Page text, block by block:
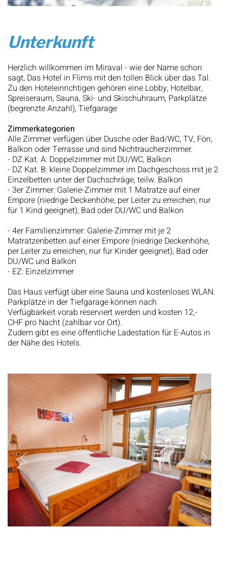
Unterkunft
Herzlich willkommen im Miraval - wie der Name schon
sagt, Das Hotel in Flims mit den tollen Blick über das Tal.
Zu den Hoteleinrichtigen gehören eine Lobby, Hotelbar,
Spreiseraum, Sauna, Ski- und Skischuhraum, Parkplätze
(begrenzte Anzahl), Tiefgarage
Zimmerkategorien
Alle Zimmer verfügen über Dusche oder Bad/WC, TV, Fön,
Balkon oder Terrasse und sind Nichtraucherzimmer.
- DZ Kat. A: Doppelzimmer mit DU/WC, Balkon
- DZ Kat. B: kleine Doppelzimmer im Dachgeschoss mit je 2
Einzelbetten unter der Dachschräge, teilw. Balkon
- 3er Zimmer: Galerie-Zimmer mit 1 Matratze auf einer
Empore (niedrige Deckenhöhe, per Leiter zu erreichen, nur
für 1 Kind geeignet), Bad oder DU/WC und Balkon
- 4er Familienzimmer: Galerie-Zimmer mit je 2
Matratzenbetten auf einer Empore (niedrige Deckenhöhe,
per Leiter zu erreichen, nur für Kinder geeignet), Bad oder
DU/WC und Balkon
- EZ: Einzelzimmer
Das Haus verfügt über eine Sauna und kostenloses WLAN.
Parkplätze in der Tiefgarage können nach
Verfügbarkeit vorab reserviert werden und kosten 12,-
CHF pro Nacht (zahlbar vor Ort).
Zudem gibt es eine öffentliche Ladestation für E-Autos in
der Nähe des Hotels.